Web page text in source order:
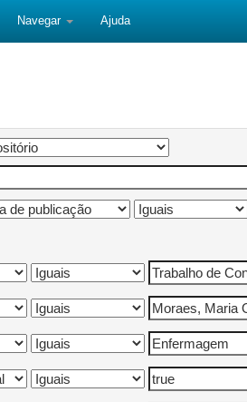
Navegar Ajuda